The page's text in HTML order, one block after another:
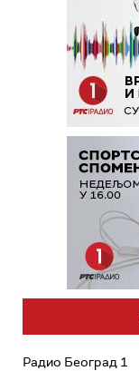
Радио Београд 1